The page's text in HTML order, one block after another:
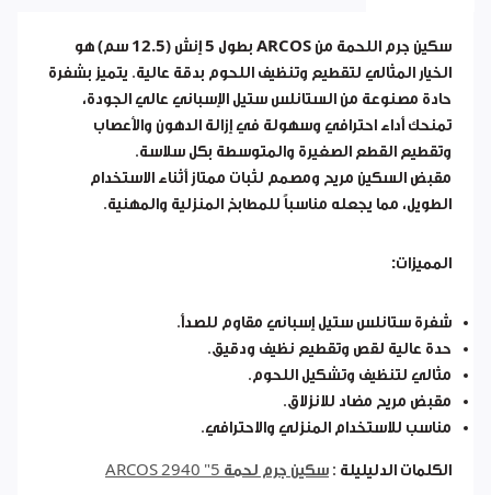
سكين جرم اللحمة من ARCOS بطول 5 إنش (12.5 سم)
هو
الخيار المثالي لتقطيع وتنظيف اللحوم بدقة عالية. يتميز بشفرة
حادة مصنوعة من الستانلس ستيل الإسباني عالي الجودة،
تمنحك أداء احترافي وسهولة في إزالة الدهون والأعصاب
وتقطيع القطع الصغيرة والمتوسطة بكل سلاسة.
مقبض السكين مريح ومصمم لثبات ممتاز أثناء الاستخدام
الطويل، مما يجعله مناسباً للمطابخ المنزلية والمهنية.
المميزات:
شفرة ستانلس ستيل إسباني مقاوم للصدأ.
حدة عالية لقص وتقطيع نظيف ودقيق.
مثالي لتنظيف وتشكيل اللحوم.
مقبض مريح مضاد للانزلاق.
مناسب للاستخدام المنزلي والاحترافي.
الكلمات الدليليلة : سكين جرم لحمة 5" 2940 ARCOS